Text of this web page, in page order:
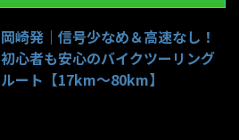
岡崎発｜信号少なめ＆高速なし！
初心者も安心のバイクツーリング
ルート【17km〜80km】